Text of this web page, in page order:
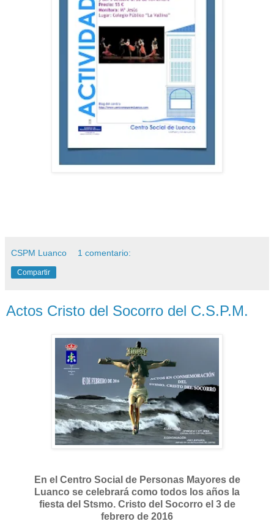
CSPM Luanco 1 comentario:
Compartir
Actos Cristo del Socorro del C.S.P.M.
En el Centro Social de Personas Mayores de
Luanco se celebrará como todos los años la
fiesta del Stsmo. Cristo del Socorro el 3 de
febrero de 2016